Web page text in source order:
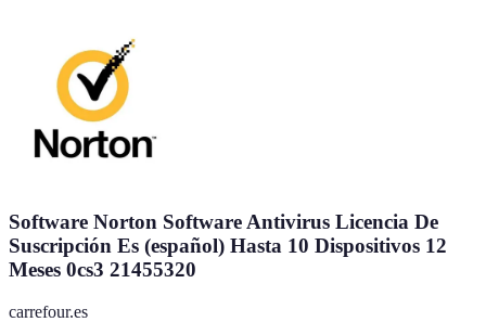
Software Norton Software Antivirus Licencia De
Suscripción Es (español) Hasta 10 Dispositivos 12
Meses 0cs3 21455320
carrefour.es